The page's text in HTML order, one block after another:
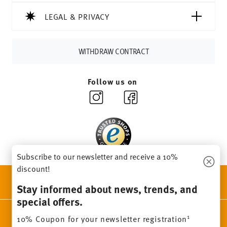
Delivery time: 3-5 working days for delivery within
Germany for items in stock. You can view delivery times to
For returns, please use ourreturns service
LEGAL & PRIVACY
WITHDRAW CONTRACT
Follow us on
Beauty & functionality for your home
Homepage General terms and conditions
Privacy policy
Subscribe to our newsletter and receive a 10%
discount!
Stay informed about news, trends, and
special offers.
10% Coupon for your newsletter registration1